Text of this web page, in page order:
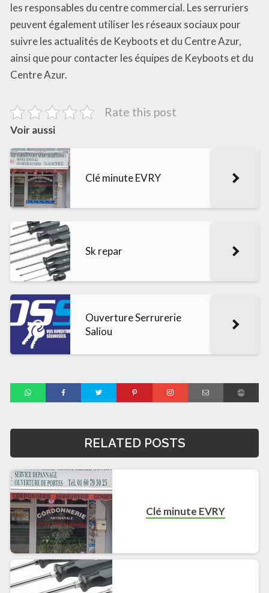
les responsables du centre commercial. Les serruriers
peuvent également utiliser les réseaux sociaux pour
suivre les actualités de Keyboots et du Centre Azur,
ainsi que pour contacter les équipes de Keyboots et du
Centre Azur.
Rate this post
Voir aussi
Clé minute EVRY
Sk repar
Ouverture Serrurerie
Saliou
RELATED POSTS
Clé minute EVRY